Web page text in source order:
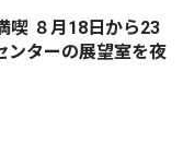
喫 ８月18日から23
ンターの展望室を夜